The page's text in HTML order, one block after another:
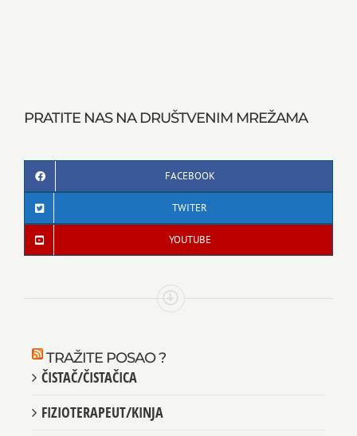
PRATITE NAS NA DRUŠTVENIM MREŽAMA
FACEBOOK
TWITER
YOUTUBE
TRAŽITE POSAO ?
ČISTAČ/ČISTAČICA
FIZIOTERAPEUT/KINJA